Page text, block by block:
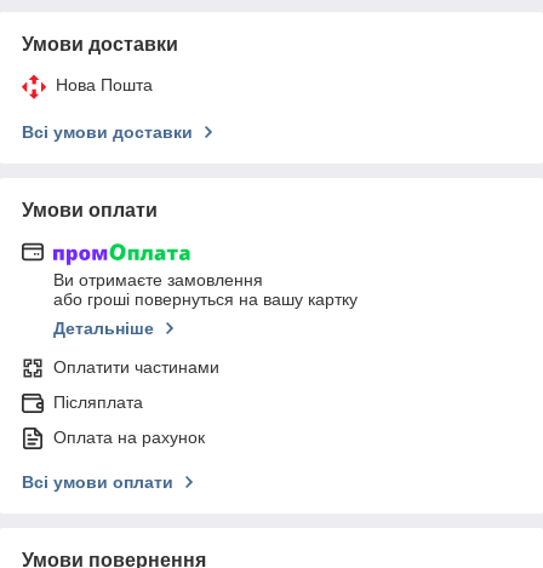
Умови доставки
Нова Пошта
Всі умови доставки
Умови оплати
Ви отримаєте замовлення
або гроші повернуться на вашу картку
Детальніше
Оплатити частинами
Післяплата
Оплата на рахунок
Всі умови оплати
Умови повернення